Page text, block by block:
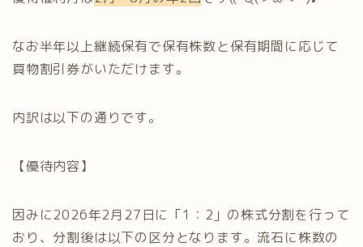
なお半年以上継続保有で保有株数と保有期間に応じて
買物割引券がいただけます。
内訳は以下の通りです。
【優待内容】
因みに2026年2月27日に「1：2」の株式分割を行って
おり、分割後は以下の区分となります。流石に株数の